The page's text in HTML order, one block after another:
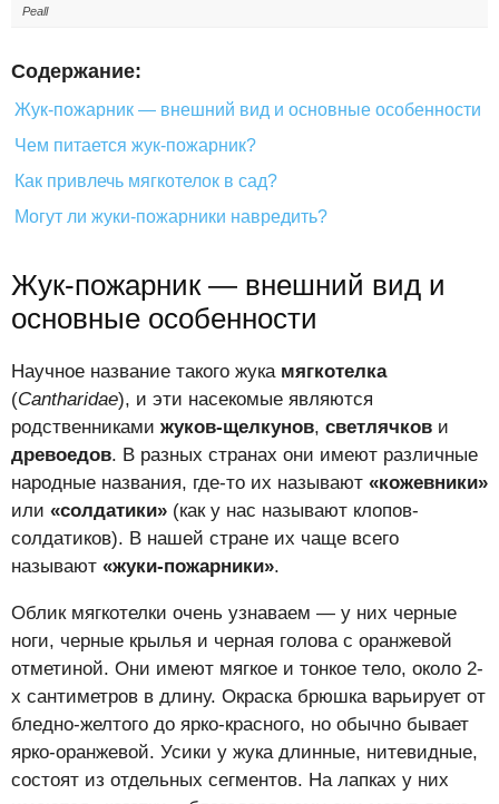
Peall
Содержание:
Жук-пожарник — внешний вид и основные особенности
Чем питается жук-пожарник?
Как привлечь мягкотелок в сад?
Могут ли жуки-пожарники навредить?
Жук-пожарник — внешний вид и
основные особенности
Научное название такого жука мягкотелка
(Cantharidae), и эти насекомые являются
родственниками жуков-щелкунов, светлячков и
древоедов. В разных странах они имеют различные
народные названия, где-то их называют «кожевники»
или «солдатики» (как у нас называют клопов-
солдатиков). В нашей стране их чаще всего
называют «жуки-пожарники».
Облик мягкотелки очень узнаваем — у них черные
ноги, черные крылья и черная голова с оранжевой
отметиной. Они имеют мягкое и тонкое тело, около 2-
х сантиметров в длину. Окраска брюшка варьирует от
бледно-желтого до ярко-красного, но обычно бывает
ярко-оранжевой. Усики у жука длинные, нитевидные,
состоят из отдельных сегментов. На лапках у них